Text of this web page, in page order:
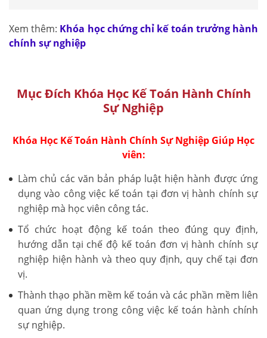
Xem thêm: Khóa học chứng chỉ kế toán trưởng hành
chính sự nghiệp
Mục Đích Khóa Học Kế Toán Hành Chính
Sự Nghiệp
Khóa Học Kế Toán Hành Chính Sự Nghiệp Giúp Học
viên:
Làm chủ các văn bản pháp luật hiện hành được ứng
dụng vào công việc kế toán tại đơn vị hành chính sự
nghiệp mà học viên công tác.
Tổ chức hoạt động kế toán theo đúng quy định,
hướng dẫn tại chế độ kế toán đơn vị hành chính sự
nghiệp hiện hành và theo quy định, quy chế tại đơn
vị.
Thành thạo phần mềm kế toán và các phần mềm liên
quan ứng dụng trong công việc kế toán hành chính
sự nghiệp.